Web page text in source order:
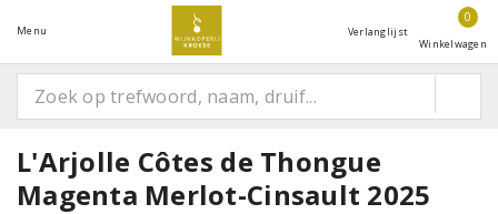
Menu Verlanglijst
0
Winkelwagen
L'Arjolle Côtes de Thongue
Magenta Merlot-Cinsault 2025